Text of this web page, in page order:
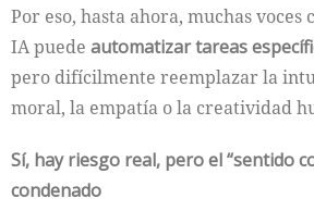
Por eso, hasta ahora, muchas voces
IA puede automatizar tareas
pero difícilmente reemplazar la
moral, la empatía o la creatividad
Sí, hay riesgo real, pero el “sentido
condenado